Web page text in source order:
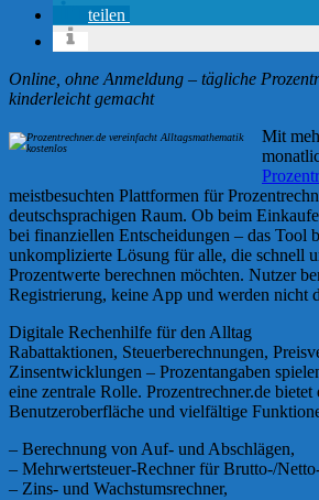
teilen
Online, ohne Anmeldung – tägliche
kinderleicht gemacht
Mit
meistbesuchten Plattformen für
deutschsprachigen Raum. Ob beim
bei finanziellen Entscheidungen – das Tool
unkomplizierte Lösung für alle, die schnell
Prozentwerte berechnen möchten. Nutzer
Registrierung, keine App und werden nicht
Digitale Rechenhilfe für den Alltag
Rabattaktionen, Steuerberechnungen,
Zinsentwicklungen – Prozentangaben
eine zentrale Rolle. Prozentrechner.de
Benutzeroberfläche und vielfältige
– Berechnung von Auf- und Abschlägen,
– Mehrwertsteuer-Rechner für Brutto-/
– Zins- und Wachstumsrechner,